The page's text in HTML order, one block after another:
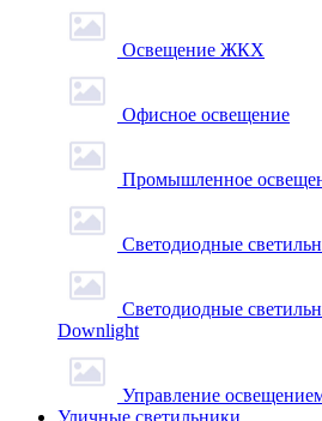
Освещение ЖКХ
Офисное освещение
Промышленное
Светодиодные
Светодиодные
Downlight
Управление
Уличные светильники